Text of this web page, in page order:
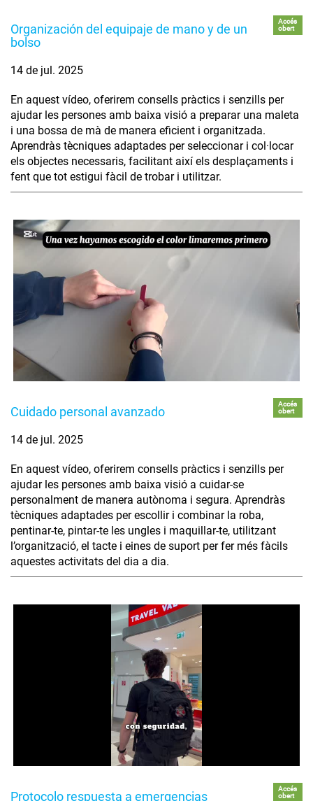
Organización del equipaje de mano y de un
bolso
Accés
obert
14 de jul. 2025
En aquest vídeo, oferirem consells pràctics i senzills per
ajudar les persones amb baixa visió a preparar una maleta
i una bossa de mà de manera eficient i organitzada.
Aprendràs tècniques adaptades per seleccionar i col·locar
els objectes necessaris, facilitant així els desplaçaments i
fent que tot estigui fàcil de trobar i utilitzar.
Cuidado personal avanzado
Accés
obert
14 de jul. 2025
En aquest vídeo, oferirem consells pràctics i senzills per
ajudar les persones amb baixa visió a cuidar-se
personalment de manera autònoma i segura. Aprendràs
tècniques adaptades per escollir i combinar la roba,
pentinar-te, pintar-te les ungles i maquillar-te, utilitzant
l’organització, el tacte i eines de suport per fer més fàcils
aquestes activitats del dia a dia.
Protocolo respuesta a emergencias
Accés
obert